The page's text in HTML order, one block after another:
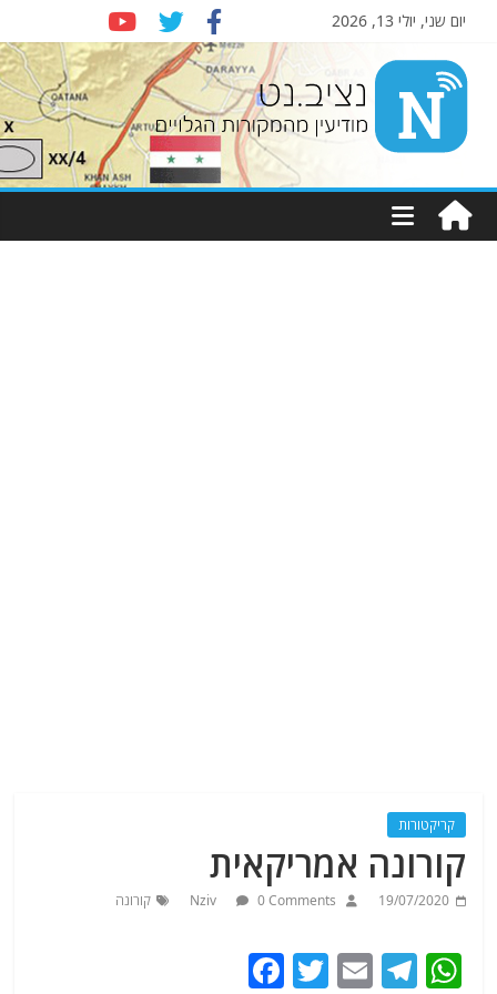
יום שני, יולי 13, 2026
Nziv.net
מודיעין
מהמקורות
קריקטורות
קורונה אמריקאית
19/07/2020
Nziv 0 Comments קורונה
W
T
E
T